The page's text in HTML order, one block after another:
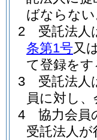
ばならな
2
受託法人
条第1号又
て登録を
3
受託法人
員に対し
4
協力会員
受託法人